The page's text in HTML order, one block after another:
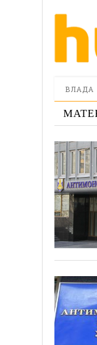
ВЛАДА